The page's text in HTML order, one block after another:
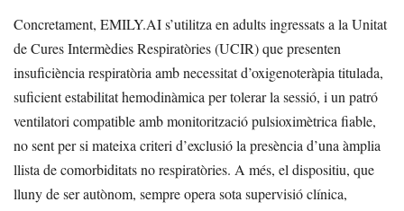
Concretament, EMILY.AI s’utilitza en adults ingressats a la Unitat
de Cures Intermèdies Respiratòries (UCIR) que presenten
insuficiència respiratòria amb necessitat d’oxigenoteràpia titulada,
suficient estabilitat hemodinàmica per tolerar la sessió, i un patró
ventilatori compatible amb monitorització pulsioximètrica fiable,
no sent per si mateixa criteri d’exclusió la presència d’una àmplia
llista de comorbiditats no respiratòries. A més, el dispositiu, que
lluny de ser autònom, sempre opera sota supervisió clínica,